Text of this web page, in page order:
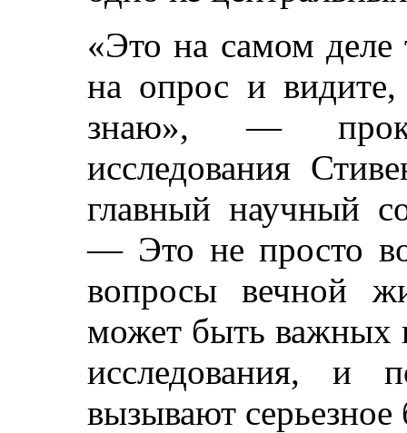
«Это на самом деле
на опрос и
знаю», —
исследования
главный научный
— Это не просто
вопросы вечной
может быть важных
исследования, и
вызывают серьезное